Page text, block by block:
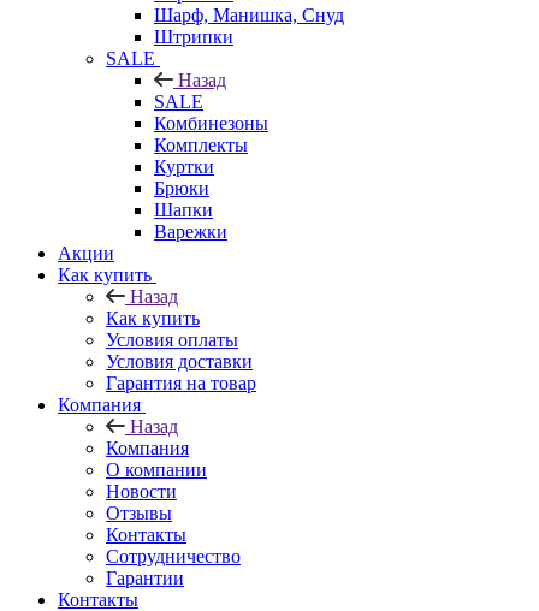
Шарф, Манишка, Снуд
Штрипки
SALE
Назад
SALE
Комбинезоны
Комплекты
Куртки
Брюки
Шапки
Варежки
Акции
Как купить
Назад
Как купить
Условия оплаты
Условия доставки
Гарантия на товар
Компания
Назад
Компания
О компании
Новости
Отзывы
Контакты
Сотрудничество
Гарантии
Контакты